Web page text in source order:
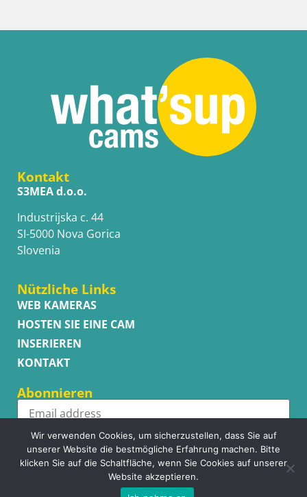
Kontakt
S3MEA d.o.o.
Industrijska c. 44
SI-5000 Nova Gorica
Slovenia
Nützliche Links
WEB KAMERAS
HOSTEN SIE EINE CAM
INSERIEREN
KONTAKT
Abonnieren
Subscribe
Wir verwenden Cookies, um sicherzustellen, dass Sie auf
unserer Website die bestmögliche Erfahrung machen. Bitte
klicken Sie auf die Schaltfläche, wenn Sie Cookies auf unserer
Website akzeptieren.